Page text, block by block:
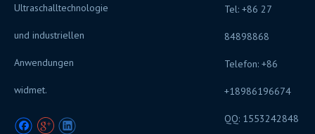
Ultraschalltechnologie
und industriellen
Anwendungen
widmet.
Tel: +86 27
84898868
Telefon: +86
+18986196674
QQ: 1553242848